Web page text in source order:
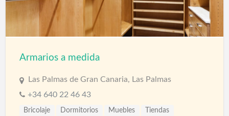
Armarios a medida
Las Palmas de Gran Canaria, Las Palmas
+34 640 22 46 43
Bricolaje Dormitorios Muebles Tiendas